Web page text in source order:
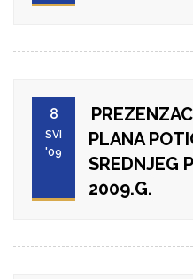
8
SVI
'09
PLANA
SREDNJEG
2009.G.